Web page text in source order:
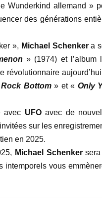
Wunderkind allemand »
des générations
», Michael Schenkera
» (1974) et l’album
révolutionnaire
Rock Bottom» et « Only
avec UFOavec de
sur les
en 2025.
Michael Schenkersera
intemporels vous